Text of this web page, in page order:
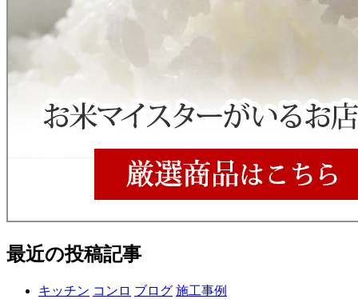
最近の投稿記事
キッチン コンロ ブログ 施工事例